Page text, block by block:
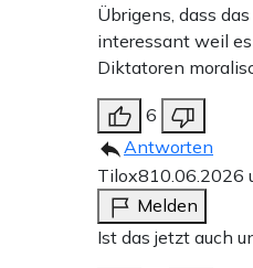
Übrigens, dass
interessant weil
Diktatoren
6
Antworten
Tilox810.06.2026
Melden
Ist das jetzt auch